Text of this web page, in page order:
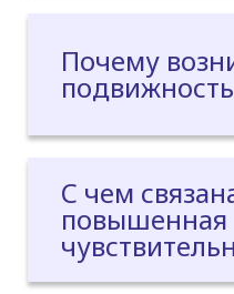
Почему
С чем
повышенная